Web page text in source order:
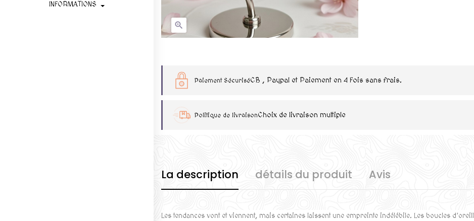
INFORMATIONS

Paiement SécuriséCB , Paypal et Paiement en 4 Fois sans frais.
Politique de livraisonChoix de livraison multiple
La description détails du produit Avis
Les tendances vont et viennent, mais certaines laissent une empreinte indélébile. Les boucles